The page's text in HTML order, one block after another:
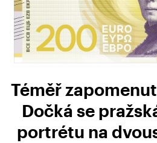
Téměř
Dočká se
portrétu na